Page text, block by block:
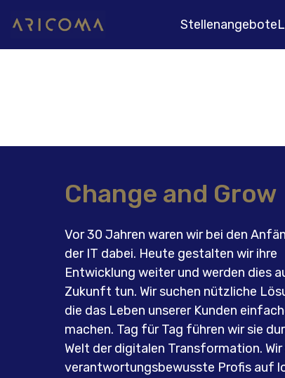
Stellenangebote
Change and Grow
Vor 30 Jahren waren wir bei den
der IT dabei. Heute gestalten wir ihre
Entwicklung weiter und werden dies
Zukunft tun. Wir suchen nützliche
die das Leben unserer Kunden
machen. Tag für Tag führen wir sie
Welt der digitalen Transformation. Wir
verantwortungsbewusste Profis auf